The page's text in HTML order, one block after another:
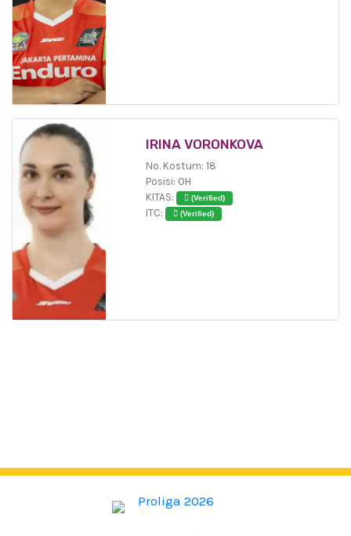
IRINA VORONKOVA
No. Kostum: 18
Posisi: OH
KITAS:
(Verified)
ITC: (Verified)